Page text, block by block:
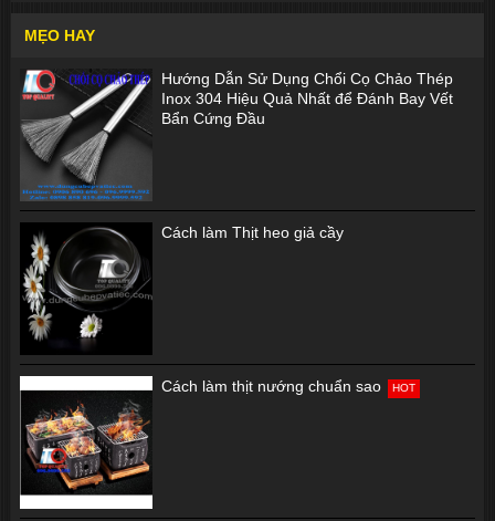
MẸO HAY
Hướng Dẫn Sử Dụng Chổi Cọ Chảo Thép
Inox 304 Hiệu Quả Nhất để Đánh Bay Vết
Bẩn Cứng Đầu
Cách làm Thịt heo giả cầy
Cách làm thịt nướng chuẩn sao HOT